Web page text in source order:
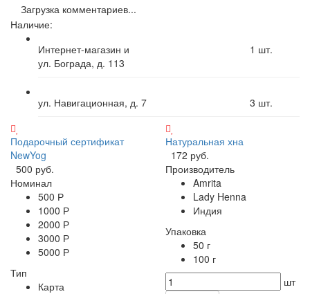
Загрузка комментариев...
Наличие:
Интернет-магазин и
ул. Бограда, д. 113
1 шт.
ул. Навигационная, д. 7 3 шт.
Подарочный сертификат
NewYog
500 руб.
Номинал
500 Р
1000 Р
2000 Р
3000 Р
5000 Р
Тип
Карта
Натуральная хна
172 руб.
Производитель
Amrita
Lady Henna
Индия
Упаковка
50 г
100 г
шт